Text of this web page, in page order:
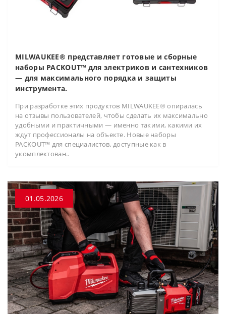
MILWAUKEE® представляет готовые и сборные
наборы PACKOUT™ для электриков и сантехников
— для максимального порядка и защиты
инструмента.
При разработке этих продуктов MILWAUKEE® опиралась
на отзывы пользователей, чтобы сделать их максимально
удобными и практичными — именно такими, какими их
ждут профессионалы на объекте. Новые наборы
PACKOUT™ для специалистов, доступные как в
укомплектован..
01.05.2026